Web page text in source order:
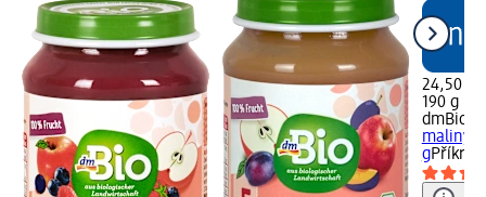
24,50 Kč
190 g
dmBio
maliny
gPříkrmy